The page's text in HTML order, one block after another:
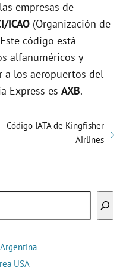
empresas de
ICAO (Organización de
código está
alfanuméricos y
los aeropuertos del
Express es AXB.
Código IATA de Kingfisher
Airlines
USA